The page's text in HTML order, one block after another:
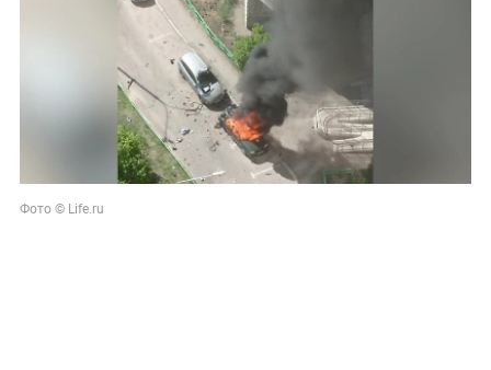
Фото © Life.ru